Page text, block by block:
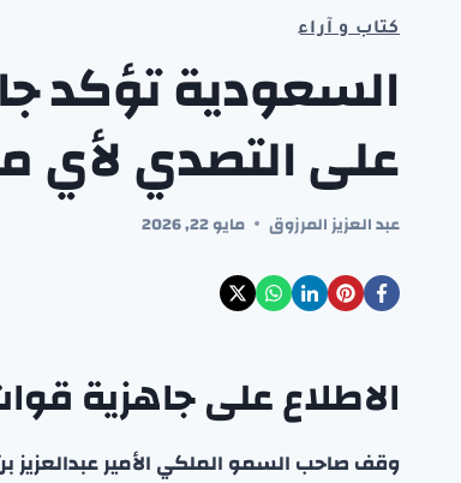
كتاب و آراء
السعودية تؤكد
على التصدي لأي
عبد العزيز المرزوق مايو 22, 2026
الاطلاع على جاهزية
وقف صاحب السمو الملكي الأمير عبدالعزيز